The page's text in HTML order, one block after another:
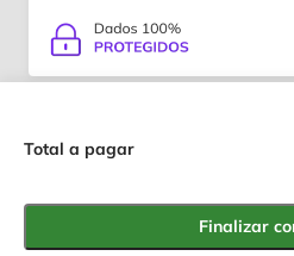
Resumo dos valores
5 passos para atrair o amor
Total a pagar
Finalizar